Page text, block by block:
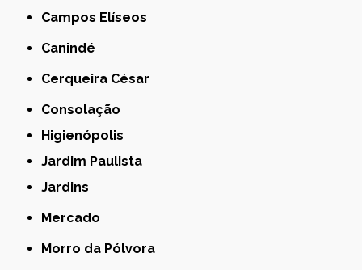
Campos Elíseos
Canindé
Cerqueira César
Consolação
Higienópolis
Jardim Paulista
Jardins
Mercado
Morro da Pólvora